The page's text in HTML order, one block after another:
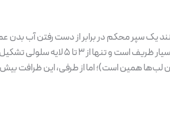
مرده و متراکم تشکیل شده است؛ در
همین است)؛ اما از طرفی، این ظرافت بیش